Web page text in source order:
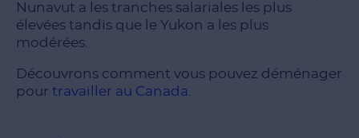
Nunavut a les tranches salariales les plus
élevées tandis que le Yukon a les plus
modérées.
Découvrons comment vous pouvez déménager
pour travailler au Canada.